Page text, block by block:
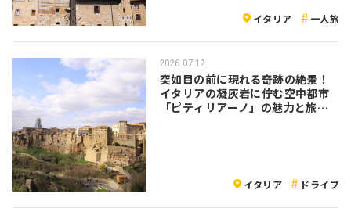
イタリア 一人旅
2026.07.12
突如目の前に現れる奇跡の絶景！
イタリアの凝灰岩に佇む空中都市
「ピティリアーノ」の魅力と旅の
イタリア ドライブ